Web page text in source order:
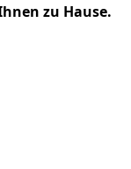
zu Hause.